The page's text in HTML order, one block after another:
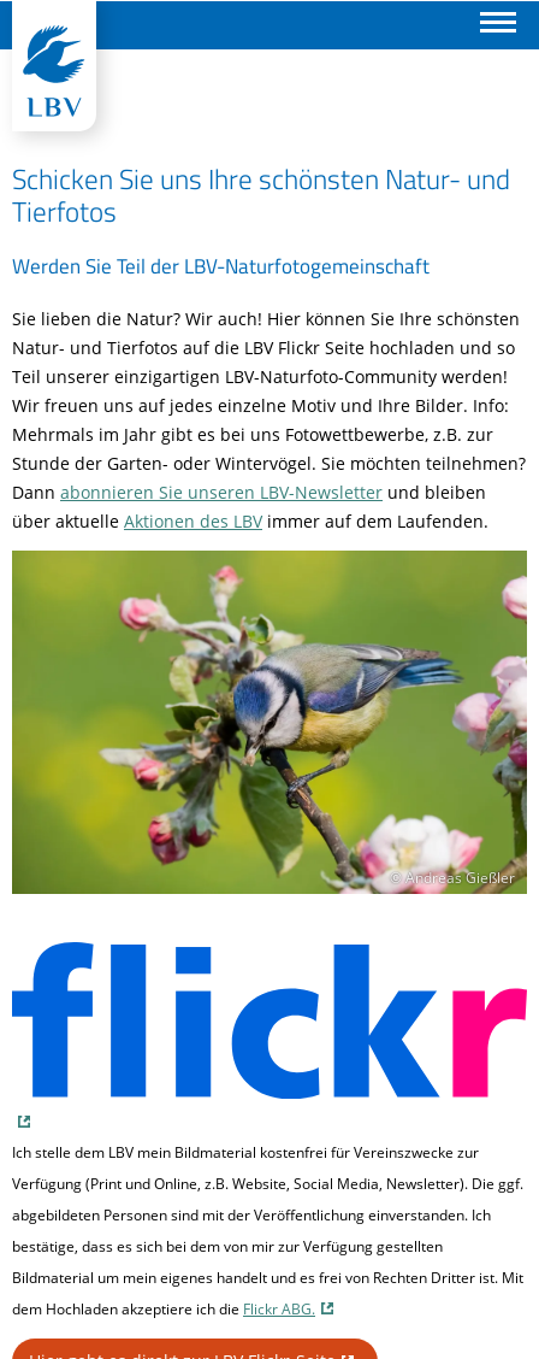
Schicken Sie uns Ihre schönsten Natur- und
Tierfotos
Werden Sie Teil der LBV-Naturfotogemeinschaft
Sie lieben die Natur? Wir auch! Hier können Sie Ihre schönsten
Natur- und Tierfotos auf die LBV Flickr Seite hochladen und so
Teil unserer einzigartigen LBV-Naturfoto-Community werden!
Wir freuen uns auf jedes einzelne Motiv und Ihre Bilder. Info:
Mehrmals im Jahr gibt es bei uns Fotowettbewerbe, z.B. zur
Stunde der Garten- oder Wintervögel. Sie möchten teilnehmen?
Dann abonnieren Sie unseren LBV-Newsletter und bleiben
über aktuelle Aktionen des LBVimmer auf dem Laufenden.
© Andreas Gießler
Ich stelle dem LBV mein Bildmaterial kostenfrei für Vereinszwecke zur
Verfügung (Print und Online, z.B. Website, Social Media, Newsletter). Die ggf.
abgebildeten Personen sind mit der Veröffentlichung einverstanden. Ich
bestätige, dass es sich bei dem von mir zur Verfügung gestellten
Bildmaterial um mein eigenes handelt und es frei von Rechten Dritter ist. Mit
dem Hochladen akzeptiere ich die Flickr ABG.